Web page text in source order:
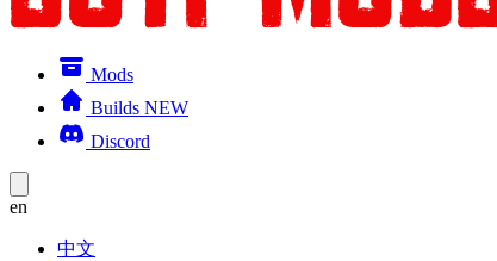
Mods
Builds NEW
Discord
en
中文